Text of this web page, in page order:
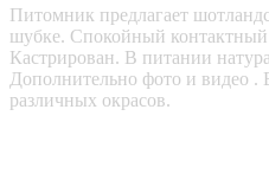
Питомник предлагает
шубке. Спокойный
Кастрирован. В питании
Дополнительно фото и видео .
различных окрасов.